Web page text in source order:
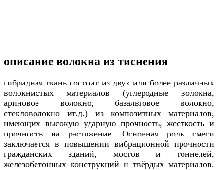
описание волокна из тиснения
гибридная ткань состоит из двух или более различных
волокнистых материалов (углеродные волокна,
ариновое волокно, базальтовое волокно,
стекловолокно ит.д.) из композитных материалов,
имеющих высокую ударную прочность, жесткость и
прочность на растяжение. Основная роль смеси
заключается в повышении вибрационной прочности
гражданских зданий, мостов и тоннелей,
железобетонных конструкций и твёрдых материалов.